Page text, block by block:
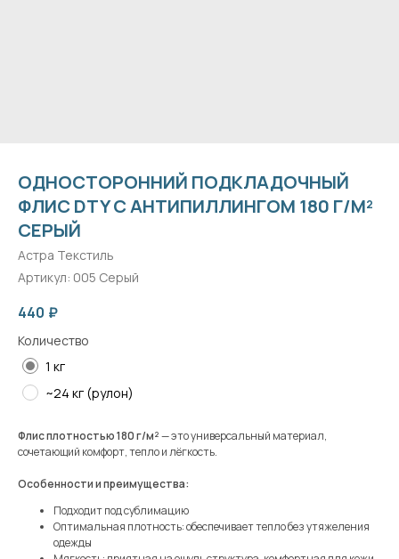
ОДНОСТОРОННИЙ ПОДКЛАДОЧНЫЙ
ФЛИС DTY С АНТИПИЛЛИНГОМ 180 Г/М²
СЕРЫЙ
Астра Текстиль
Артикул: 005 Серый
440 ₽
Количество
1 кг
~24 кг (рулон)
Флис плотностью 180 г/м²— это универсальный материал,
сочетающий комфорт, тепло и лёгкость.
Особенности и преимущества:
Подходит под сублимацию
Оптимальная плотность: обеспечивает тепло без утяжеления
одежды